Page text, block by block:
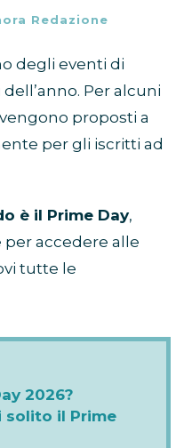
Redazione
degli eventi di
Per alcuni
proposti a
per gli iscritti ad
è il Prime Day,
per accedere alle
tutte le
2026?
solito il Prime